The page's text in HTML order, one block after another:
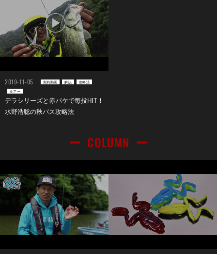
2019-11-05 実釣動画 解説
攻略法
ルアー
デラシリーズと赤パケで毎投HIT！
水野浩聡の秋バス攻略法
COLUMN